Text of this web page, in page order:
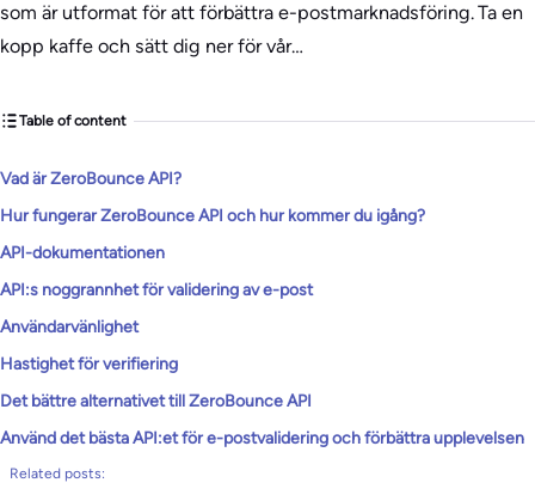
som är utformat för att förbättra e-postmarknadsföring. Ta en
kopp kaffe och sätt dig ner för vår…
Table of content
Vad är ZeroBounce API?
Hur fungerar ZeroBounce API och hur kommer du igång?
API-dokumentationen
API:s noggrannhet för validering av e-post
Användarvänlighet
Hastighet för verifiering
Det bättre alternativet till ZeroBounce API
Använd det bästa API:et för e-postvalidering och förbättra upplevelsen
Related posts: